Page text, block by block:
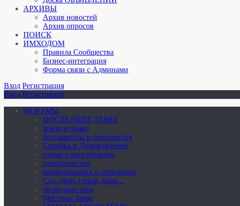
АРХИВЫ
Архив новостей
Архив опросов
ПОИСК
ИМХОДОМ
Правила Сообщества
Бизнес-интеграция
Форма связи с Админами
Вход Регистрация
Вход Регистрация
ФОРУМЫ
ПОСЛЕДНИЕ ТЕМЫ
земля и право
фундаменты и перекрытия
Стройка и Домовладение
стены и конструкции
электричество
коммуникации и отопление
Cад, двор, гараж, баня…
свободная тема
Местные Темы